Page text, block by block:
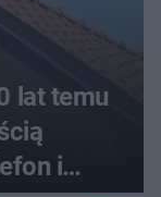
lat temu
i